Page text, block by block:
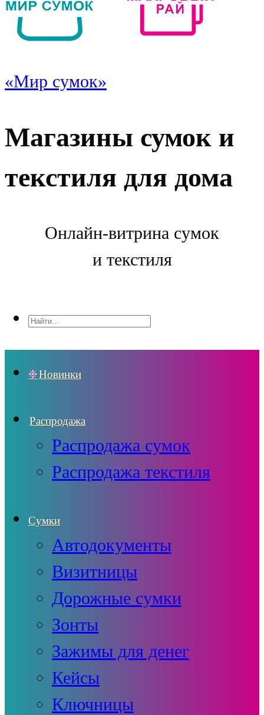
«Мир сумок»
Магазины сумок и
текстиля для дома
Онлайн-витрина сумок
и текстиля
Новинки
Распродажа
Распродажа сумок
Распродажа текстиля
Сумки
Автодокументы
Визитницы
Дорожные сумки
Зонты
Зажимы для денег
Кейсы
Ключницы